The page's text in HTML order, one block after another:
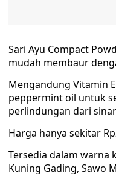
Sari Ayu Compact
mudah membaur
Mengandung Vitamin
peppermint oil untuk
perlindungan dari
Harga hanya sekitar
Tersedia dalam warna
Kuning Gading, Sawo